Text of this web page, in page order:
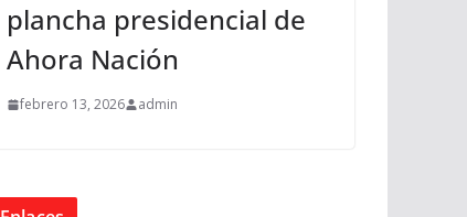
plancha presidencial de
Ahora Nación
febrero 13, 2026 admin